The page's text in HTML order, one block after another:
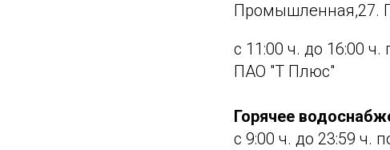
Промышленная,27.
с 11:00 ч. до 16:00
ПАО "Т Плюс"
Горячее
с 9:00 ч. до 23:59 ч.